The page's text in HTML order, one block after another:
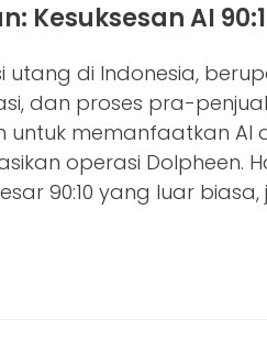
Kesuksesan AI
utang di Indonesia,
dan proses pra-
untuk memanfaatkan AI
operasi Dolpheen.
90:10 yang luar biasa,